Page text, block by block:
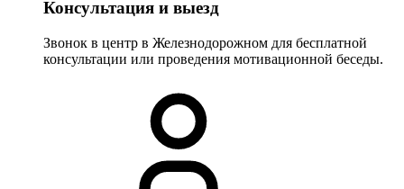
Консультация и выезд
Звонок в центр в Железнодорожном для бесплатной
консультации или проведения мотивационной беседы.